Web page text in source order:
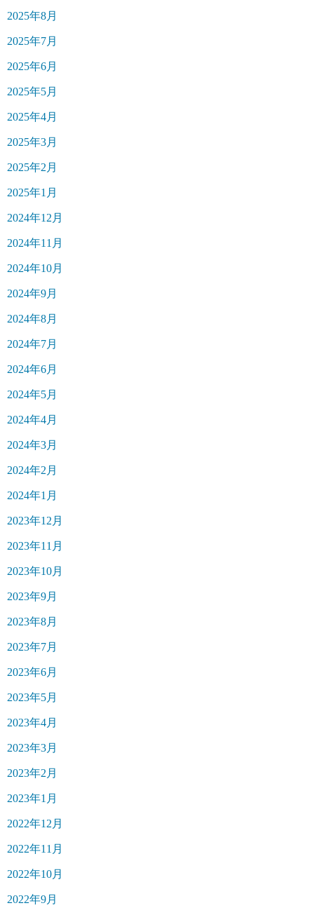
2025年8月
2025年7月
2025年6月
2025年5月
2025年4月
2025年3月
2025年2月
2025年1月
2024年12月
2024年11月
2024年10月
2024年9月
2024年8月
2024年7月
2024年6月
2024年5月
2024年4月
2024年3月
2024年2月
2024年1月
2023年12月
2023年11月
2023年10月
2023年9月
2023年8月
2023年7月
2023年6月
2023年5月
2023年4月
2023年3月
2023年2月
2023年1月
2022年12月
2022年11月
2022年10月
2022年9月